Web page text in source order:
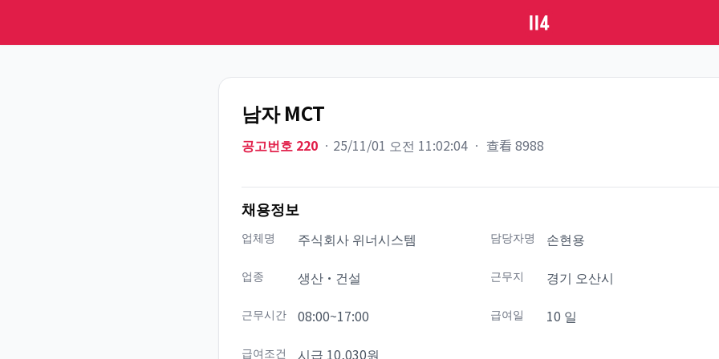
남자 MCT
공고번호 220 ㆍ 25/11/01 오전 11:02:04 ㆍ 查看 8988
채용정보
업체명 주식회사 위너시스템 담당자명 손현용
업종 생산·건설 근무지 경기 오산시
근무시간 08:00~17:00 급여일 10 일
급여조건 시급 10,030원